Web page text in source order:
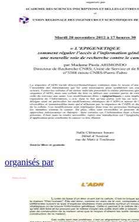
organisés par